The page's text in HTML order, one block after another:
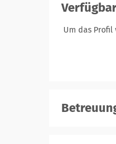
Um das Profil